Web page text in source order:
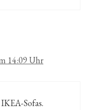
14:09 Uhr
Sofas.